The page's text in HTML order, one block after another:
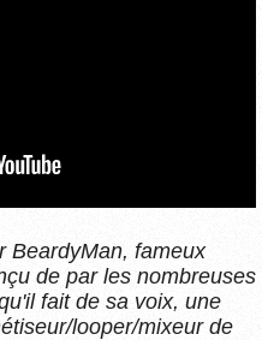
BeardyMan, fameux
de par les nombreuses
fait de sa voix, une
looper/mixeur de